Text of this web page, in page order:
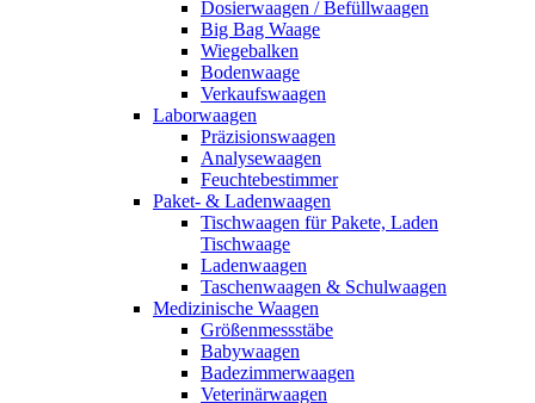
Dosierwaagen / Befüllwaagen
Big Bag Waage
Wiegebalken
Bodenwaage
Verkaufswaagen
Laborwaagen
Präzisionswaagen
Analysewaagen
Feuchtebestimmer
Paket- & Ladenwaagen
Tischwaagen für Pakete, Laden
Tischwaage
Ladenwaagen
Taschenwaagen & Schulwaagen
Medizinische Waagen
Größenmessstäbe
Babywaagen
Badezimmerwaagen
Veterinärwaagen